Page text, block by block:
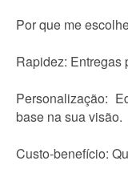
Por que me
Rapidez: Entregas
Personalização:
base na sua visão.
Custo-benefício: